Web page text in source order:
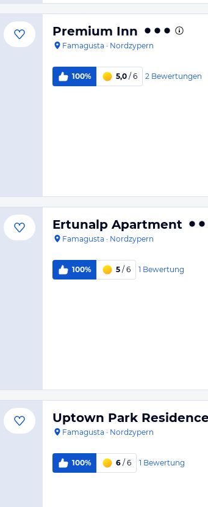
Premium Inn
Famagusta · Nordzypern
100% 5,0 / 6 2 Bewertungen
Ertunalp Apartment
Famagusta · Nordzypern
100% 5 / 6 1 Bewertung
Uptown Park
Famagusta · Nordzypern
100% 6 / 6 1 Bewertung